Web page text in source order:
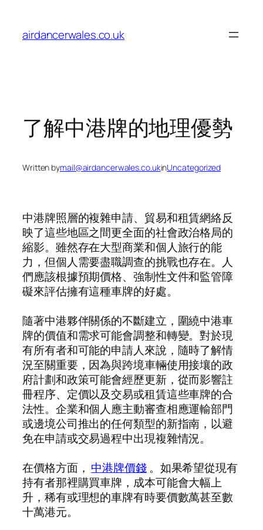
content
airdancerwales.co.uk
了解中港牌的地理優勢
Written bymail@airdancerwales.co.ukinUncategorized
中港牌照層的複雜申請、貿易和租賃網絡反
映了這些地區之間更全面的社會政治格局的
縮影。雖然存在大型商業和個人旅行的能
力，但個人需要盡職調查的挑戰也存在。人
們應該根據預期價格、強制性文件和監管障
礙來評估擁有這種車牌的好處。
隨著中港夥伴關係的不斷建立，圍繞中港車
牌的價值和需求可能會調整和轉變。對於現
有所有者和可能的申請人來說，隨時了解情
況至關重要，因為與跨境車輛使用接壤的政
府計劃和政策可能會經歷更新，從而影響註
冊程序、定價以及交易或租賃這些車牌的合
法性。企業和個人應主動審查相應運輸部門
或邊境公司推出的任何類型的新指南，以避
免在申請或交易過程中出現複雜情況。
在價格方面， 中港牌價錢。如果希望從現有
持有者那裡購買車牌，成本可能會大幅上
升，稀有或理想的車牌有時要價數萬甚至數
十萬港元。